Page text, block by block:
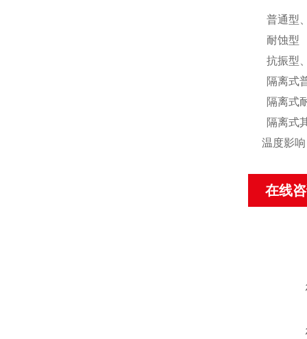
普通型
耐蚀型
抗振型
隔离式
隔离式
隔离式
温度影
在线